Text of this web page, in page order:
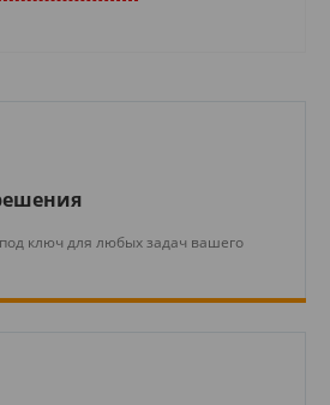
ключ для любых задач вашего